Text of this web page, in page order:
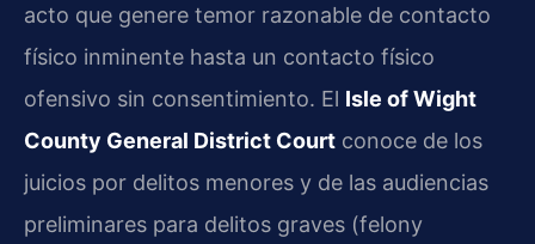
acto que genere temor razonable de contacto
físico inminente hasta un contacto físico
ofensivo sin consentimiento. El Isle of Wight
County General District Court conoce de los
juicios por delitos menores y de las audiencias
preliminares para delitos graves (felony